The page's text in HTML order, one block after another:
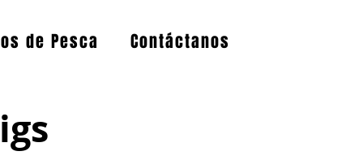
de Pesca Contáctanos